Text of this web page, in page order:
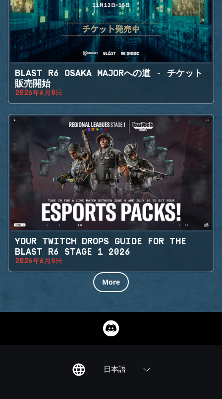
BLAST R6 OSAKA MAJORへの道 - チケット
販売開始
2026年6月8日
YOUR TWITCH DROPS GUIDE FOR THE
BLAST R6 STAGE 1 2026
2026年6月5日
More
日本語